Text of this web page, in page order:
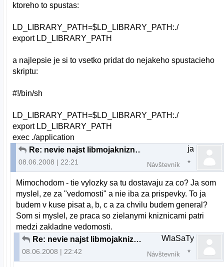
ktoreho to spustas:
LD_LIBRARY_PATH=$LD_LIBRARY_PATH:./
export LD_LIBRARY_PATH
a najlepsie je si to vsetko pridat do nejakeho spustacieho
skriptu:
#!/bin/sh
LD_LIBRARY_PATH=$LD_LIBRARY_PATH:./
export LD_LIBRARY_PATH
exec ./application
Re: nevie najst libmojakniznica.so v akt. adresari
08.06.2008 | 22:21
ja
Návštevník
Mimochodom - tie vylozky sa tu dostavaju za co? Ja som
myslel, ze za "vedomosti" a nie iba za prispevky. To ja
budem v kuse pisat a, b, c a za chvilu budem general?
Som si myslel, ze praca so zielanymi kniznicami patri
medzi zakladne vedomosti.
Re: nevie najst libmojakniznica.so v akt. adresari
08.06.2008 | 22:42
WlaSaTy
Návštevník